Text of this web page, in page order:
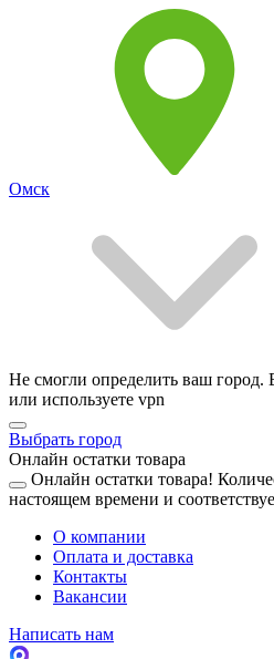
Омск
Не смогли определить ваш
или используете vpn
Выбрать город
Онлайн остатки товара
Онлайн остатки товара!
настоящем времени и
О компании
Оплата и доставка
Контакты
Вакансии
Написать нам